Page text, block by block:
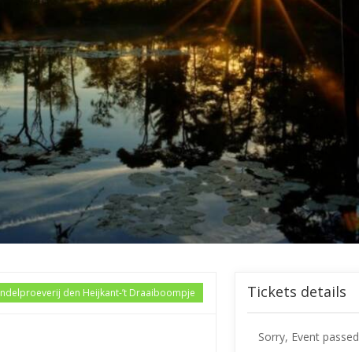
den Heijkant-’t Draaiboompje Tickets details
Sorry, Event passed